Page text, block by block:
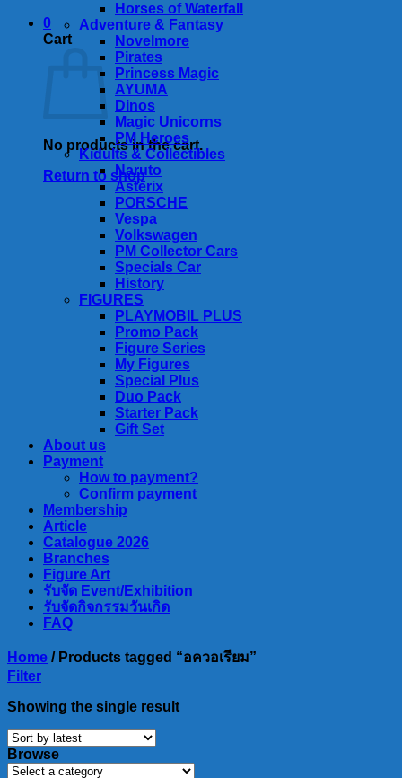
0
Cart
No products in the cart.
Return to shop
Horses of Waterfall
Adventure & Fantasy
Novelmore
Pirates
Princess Magic
AYUMA
Dinos
Magic Unicorns
PM Heroes
Kidults & Collectibles
Naruto
Asterix
PORSCHE
Vespa
Volkswagen
PM Collector Cars
Specials Car
History
FIGURES
PLAYMOBIL PLUS
Promo Pack
Figure Series
My Figures
Special Plus
Duo Pack
Starter Pack
Gift Set
About us
Payment
How to payment?
Confirm payment
Membership
Article
Catalogue 2026
Branches
Figure Art
รับจัด Event/Exhibition
รับจัดกิจกรรมวันเกิด
FAQ
Home /Products tagged “อควอเรียม”
Filter
Showing the single result
Browse